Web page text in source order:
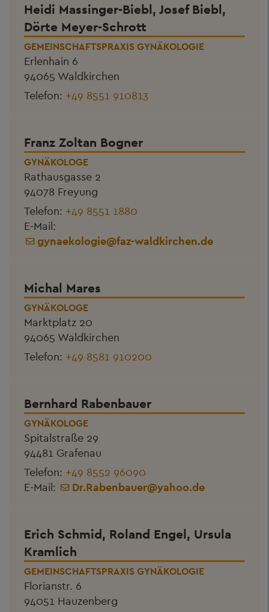
Heidi Massinger-Biebl, Josef Biebl,
Dörte Meyer-Schrott
GEMEINSCHAFTSPRAXIS GYNÄKOLOGIE
Erlenhain 6
94065 Waldkirchen
Telefon: +49 8551 910813
Franz Zoltan Bogner
GYNÄKOLOGE
Rathausgasse 2
94078 Freyung
Telefon: +49 8551 1880
E-Mail:
gynaekologie@faz-waldkirchen.de
Michal Mares
GYNÄKOLOGE
Marktplatz 20
94065 Waldkirchen
Telefon: +49 8581 910200
Bernhard Rabenbauer
GYNÄKOLOGE
Spitalstraße 29
94481 Grafenau
Telefon: +49 8552 96090
E-Mail:
Dr.Rabenbauer@yahoo.de
Erich Schmid, Roland Engel, Ursula
Kramlich
GEMEINSCHAFTSPRAXIS GYNÄKOLOGIE
Florianstr. 6
94051 Hauzenberg